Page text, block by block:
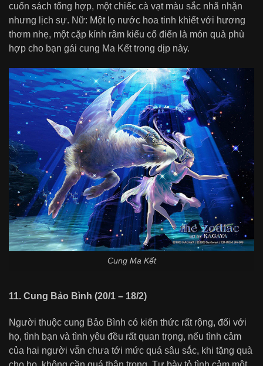
cuốn sách tổng hợp, một chiếc cà vạt màu sắc nhã nhặn
nhưng lịch sự. Nữ: Một lọ nước hoa tinh khiết với hương
thơm nhẹ, một cặp kính râm kiểu cổ điển là món quà phù
hợp cho bạn gái cung Ma Kết trong dịp này.
Cung Ma Kết
11. Cung Bảo Bình (20/1 – 18/2)
Người thuộc cung Bảo Bình có kiến thức rất rộng, đối với
họ, tình bạn và tình yêu đều rất quan trọng, nếu tình cảm
của hai người vẫn chưa tới mức quá sâu sắc, khi tặng quà